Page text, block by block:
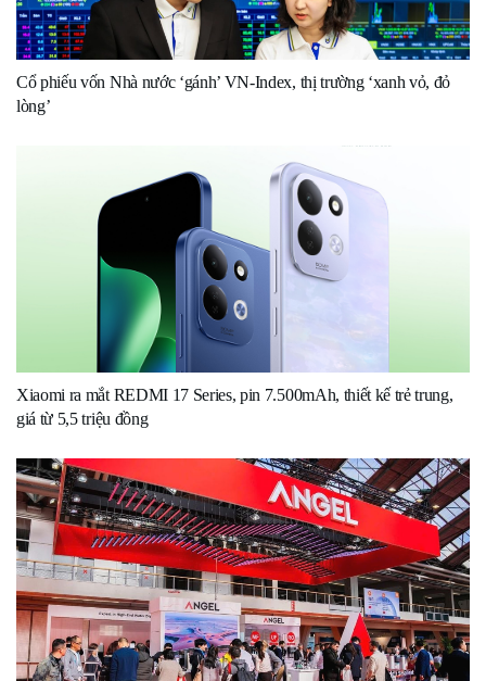
Cổ phiếu vốn Nhà nước ‘gánh’ VN-Index, thị trường ‘xanh vỏ, đỏ
lòng’
Xiaomi ra mắt REDMI 17 Series, pin 7.500mAh, thiết kế trẻ trung,
giá từ 5,5 triệu đồng